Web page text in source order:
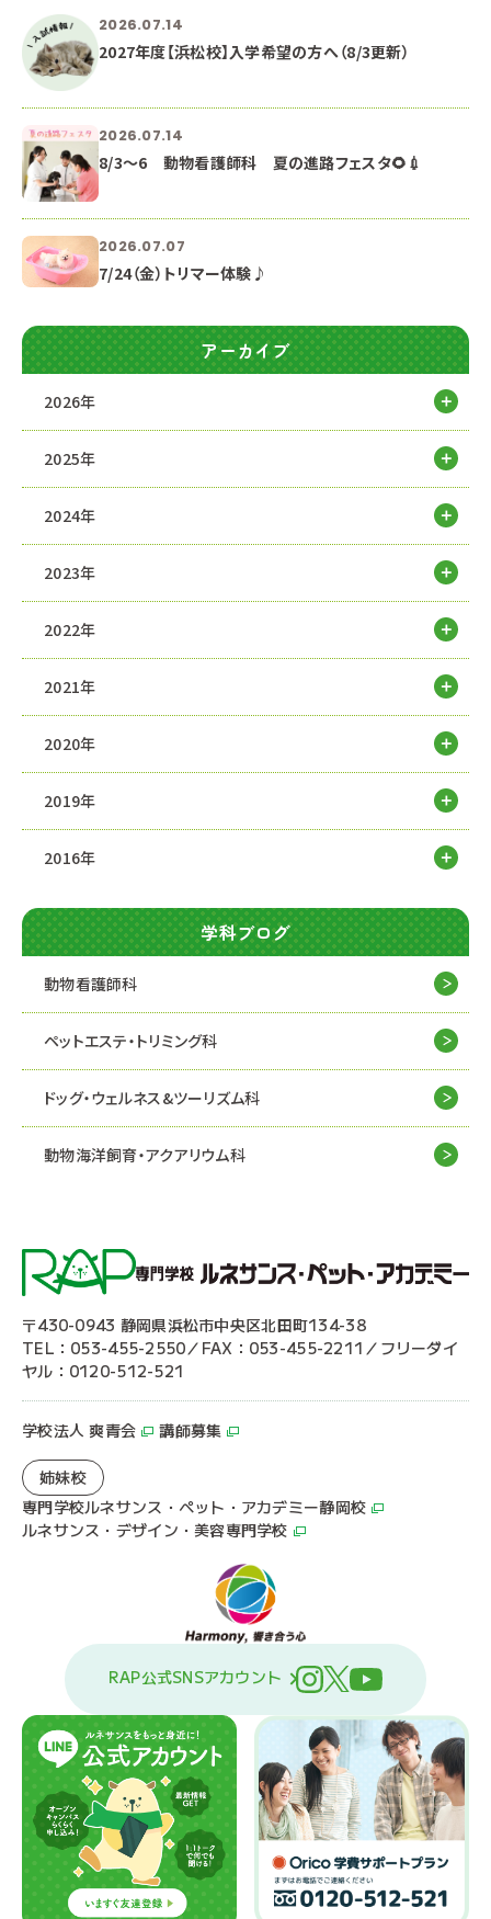
2026.07.14
2027年度【浜松校】入学希望の方へ（8/3更新）
2026.07.14
8/3～6 動物看護師科 夏の進路フェスタ🌻💉
2026.07.07
7/24（金）トリマー体験♪
アーカイブ
2026年
2025年
2024年
2023年
2022年
2021年
2020年
2019年
2016年
学科ブログ
動物看護師科
ペットエステ・トリミング科
ドッグ・ウェルネス&ツーリズム科
動物海洋飼育・アクアリウム科
〒430-0943 静岡県浜松市中央区北田町134-38
TEL：053-455-2550／FAX：053-455-2211／フリーダイ
ヤル：0120-512-521
学校法人 爽青会 講師募集
姉妹校
専門学校ルネサンス・ペット・アカデミー静岡校
ルネサンス・デザイン・美容専門学校
RAP公式SNSアカウント